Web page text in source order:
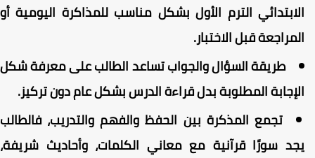
الترم الأول بشكل مناسب للمذاكرة اليومية أو
قبل الاختبار.
طريقة السؤال والجواب تساعد الطالب على معرفة شكل
المطلوبة بدل قراءة الدرس بشكل عام دون تركيز.
تجمع المذكرة بين الحفظ والفهم والتدريب، فالطالب
سورًا قرآنية مع معاني الكلمات، وأحاديث شريفة،